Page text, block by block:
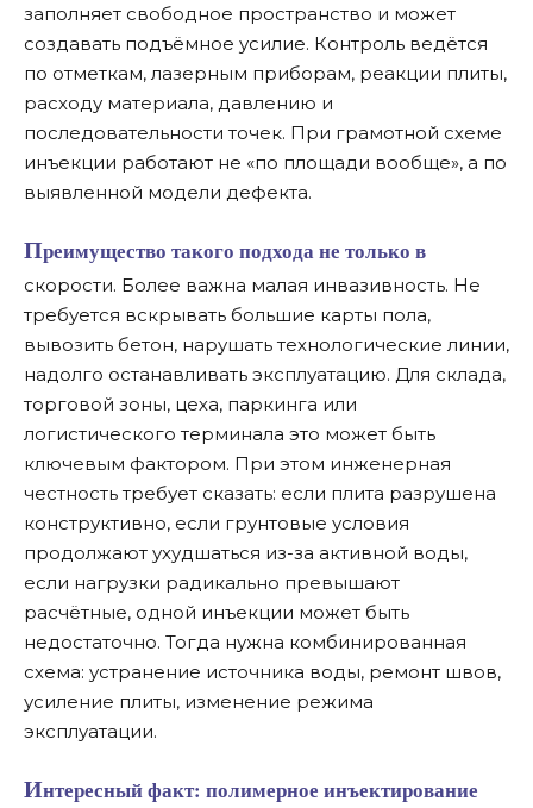
заполняет свободное пространство и может
создавать подъёмное усилие. Контроль ведётся
по отметкам, лазерным приборам, реакции плиты,
расходу материала, давлению и
последовательности точек. При грамотной схеме
инъекции работают не «по площади вообще», а по
выявленной модели дефекта.
Преимущество такого подхода не только в
скорости. Более важна малая инвазивность. Не
требуется вскрывать большие карты пола,
вывозить бетон, нарушать технологические линии,
надолго останавливать эксплуатацию. Для склада,
торговой зоны, цеха, паркинга или
логистического терминала это может быть
ключевым фактором. При этом инженерная
честность требует сказать: если плита разрушена
конструктивно, если грунтовые условия
продолжают ухудшаться из-за активной воды,
если нагрузки радикально превышают
расчётные, одной инъекции может быть
недостаточно. Тогда нужна комбинированная
схема: устранение источника воды, ремонт швов,
усиление плиты, изменение режима
эксплуатации.
Интересный факт: полимерное инъектирование